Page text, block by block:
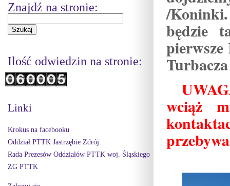
/
będzie
wciąż
Znajdź na stronie:
Ilość odwiedzin na stronie:
Linki
Krokus na facebooku
Oddział PTTK Jastrzębie Zdrój
Rada Prezesów Oddziałów PTTK woj. Śląskiego
ZG PTTK